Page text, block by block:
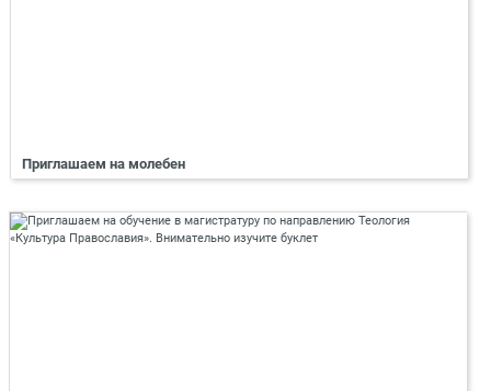
Приглашаем на молебен